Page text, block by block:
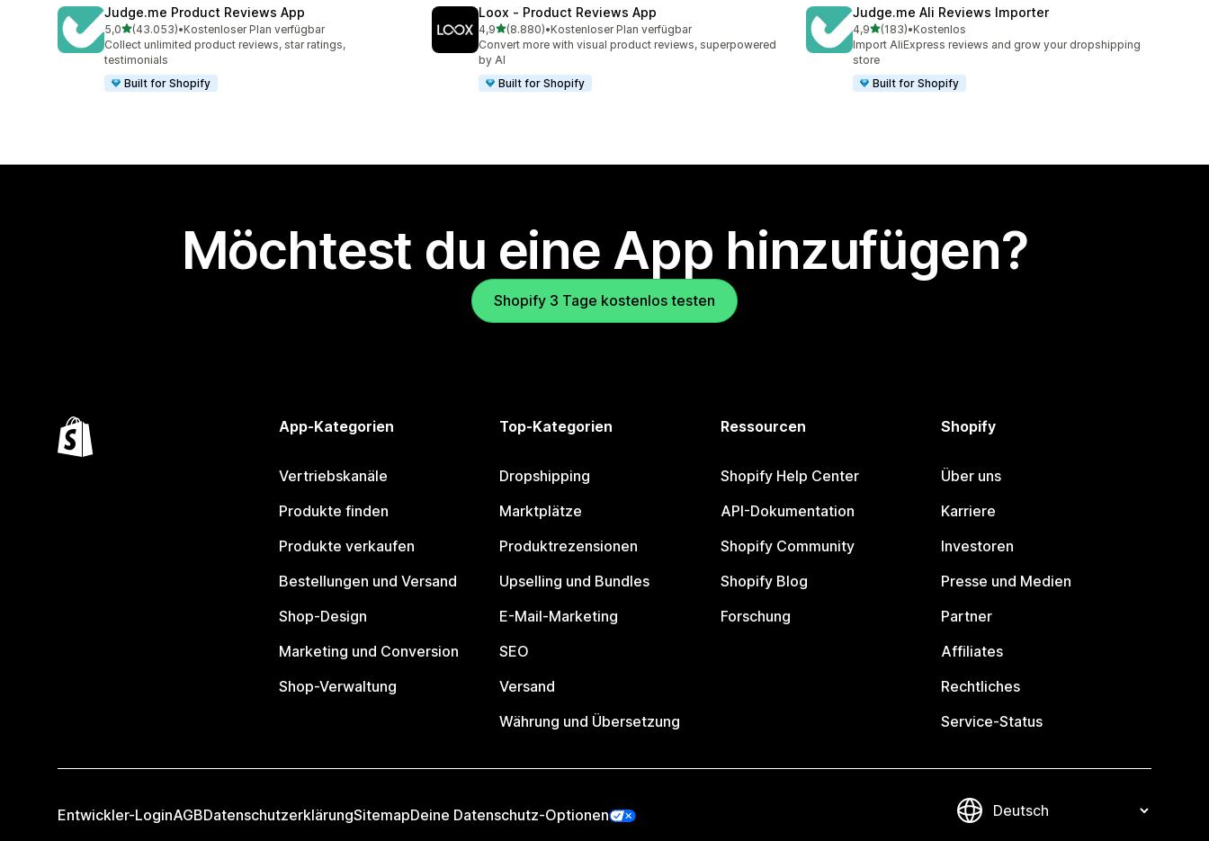
Judge.me Product Reviews App
5,0von 5 Sternen
(43.053)
43053 Rezensionen insgesamt
•Kostenloser Plan verfügbar
Collect unlimited product reviews, star ratings,
testimonials
Built for Shopify
Loox ‑ Product Reviews App
4,9von 5 Sternen
(8.880)
8880 Rezensionen insgesamt
•Kostenloser Plan verfügbar
Convert more with visual product reviews, superpowered
by AI
Built for Shopify
Judge.me Ali Reviews Importer
4,9von 5 Sternen
(183)
183 Rezensionen insgesamt
•Kostenlos
Import AliExpress reviews and grow your dropshipping
store
Built for Shopify
Möchtest du eine App hinzufügen?
Shopify 3 Tage kostenlos testen
App-Kategorien
Vertriebskanäle
Produkte finden
Produkte verkaufen
Bestellungen und Versand
Shop-Design
Marketing und Conversion
Shop-Verwaltung
Top-Kategorien
Dropshipping
Marktplätze
Produktrezensionen
Upselling und Bundles
E-Mail-Marketing
SEO
Versand
Währung und Übersetzung
Ressourcen
Shopify Help Center
API-Dokumentation
Shopify Community
Shopify Blog
Forschung
Shopify
Über uns
Karriere
Investoren
Presse und Medien
Partner
Affiliates
Rechtliches
Service-Status
Entwickler-LoginAGBDatenschutzerklärungSitemapDeine Datenschutz-Optionen